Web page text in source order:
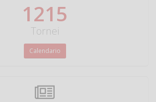
1350
Tornei
Calendario